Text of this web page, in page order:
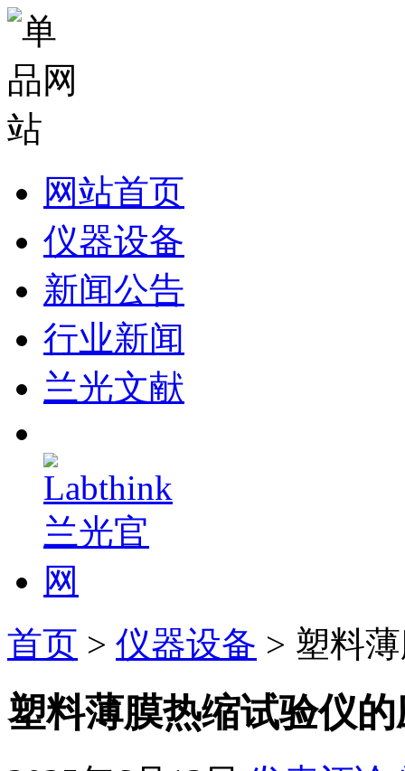
网站首页
仪器设备
新闻公告
行业新闻
兰光文献
首页 > 仪器设备 > 塑料
塑料薄膜热缩试验仪